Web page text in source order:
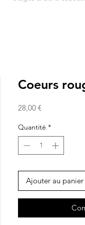
Coeurs
28,00 €Prix
Quantité *
Ajouter au panier